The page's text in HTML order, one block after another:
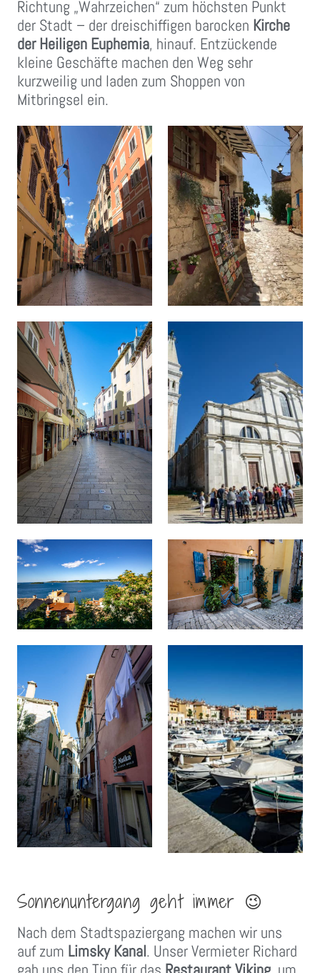
Richtung „Wahrzeichen“ zum höchsten Punkt
der Stadt – der dreischiffigen barocken Kirche
der Heiligen Euphemia, hinauf. Entzückende
kleine Geschäfte machen den Weg sehr
kurzweilig und laden zum Shoppen von
Mitbringsel ein.
Sonnenuntergang geht immer 😉
Nach dem Stadtspaziergang machen wir uns
auf zum Limsky Kanal. Unser Vermieter Richard